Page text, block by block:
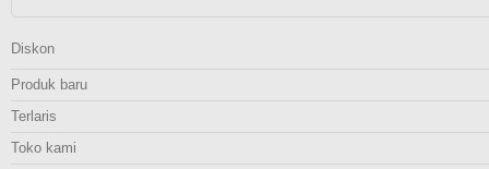
Diskon
Produk baru
Terlaris
Toko kami